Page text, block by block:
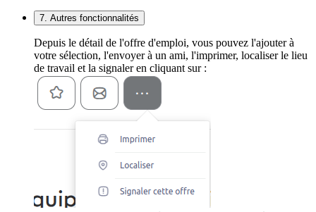
7. Autres fonctionnalités
Depuis le détail de l'offre d'emploi, vous pouvez l'ajouter à
votre sélection, l'envoyer à un ami, l'imprimer, localiser le lieu
de travail et la signaler en cliquant sur :